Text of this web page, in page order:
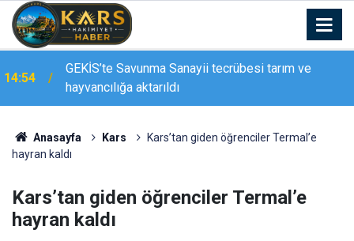
14:54
GEKİS’te Savunma Sanayii tecrübesi tarım ve
hayvancılığa aktarıldı
Anasayfa Kars
Kars’tan giden öğrenciler Termal’e
hayran kaldı
Kars’tan giden öğrenciler Termal’e
hayran kaldı